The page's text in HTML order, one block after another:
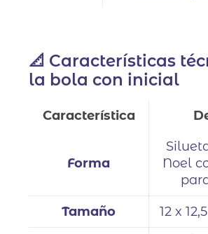
📐 Características
la bola con inicial
Característica
Forma
Noel
Tamaño 12 x